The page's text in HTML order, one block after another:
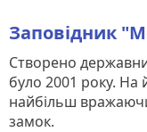
Заповідник
Створено
було 2001 року. На
найбільш
замок.